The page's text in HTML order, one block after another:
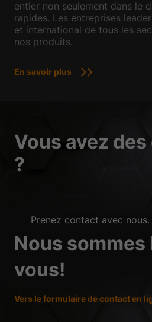
entier non seulement dans le
rapides. Les entreprises
et international de tous les
nos produits.
En savoir plus
Vous avez
?
Prenez contact avec nous.
Nous sommes
vous!
Vers le formulaire de contact en